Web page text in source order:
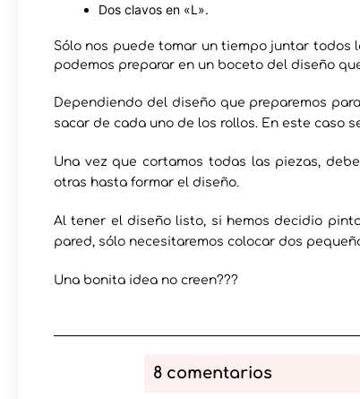
Dos clavos en «L».
Sólo nos puede tomar un tiempo juntar todos
podemos preparar en un boceto del diseño
Dependiendo del diseño que preparemos
sacar de cada uno de los rollos. En este caso
Una vez que cortamos todas las piezas,
otras hasta formar el diseño.
Al tener el diseño listo, si hemos decidio
pared, sólo necesitaremos colocar dos
Una bonita idea no creen???
8 comentarios